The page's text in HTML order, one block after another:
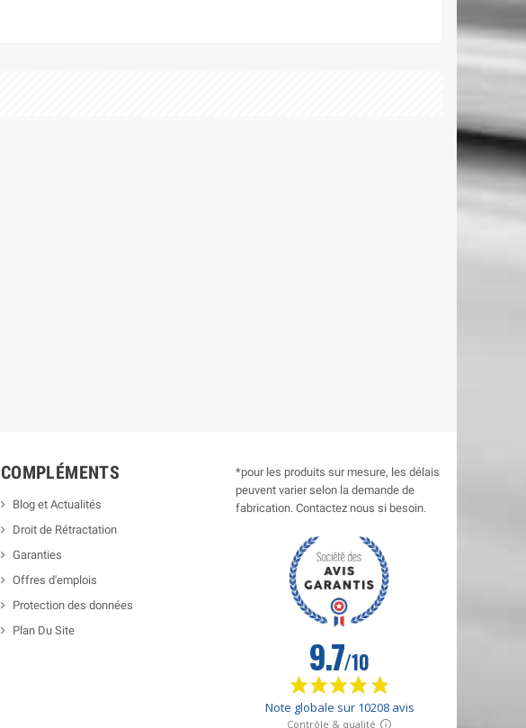
COMPLÉMENTS
Blog et Actualités
Droit de Rétractation
Garanties
Offres d'emplois
Protection des données
Plan Du Site
*pour les produits sur mesure, les délais
peuvent varier selon la demande de
fabrication. Contactez nous si besoin.